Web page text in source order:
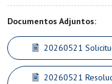
Documentos Adjuntos:
20260521
20260521